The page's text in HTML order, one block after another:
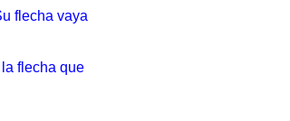
flecha vaya
flecha que